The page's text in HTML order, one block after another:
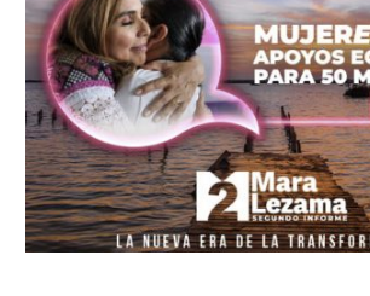
Italia: una protección desigual para los
expuestos a la ola de calor